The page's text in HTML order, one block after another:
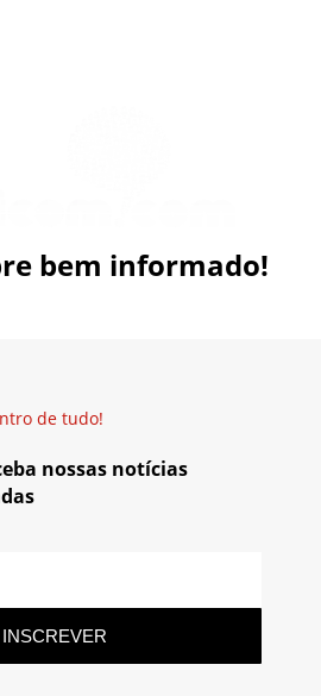
bem informado!
de tudo!
nossas notícias
INSCREVER